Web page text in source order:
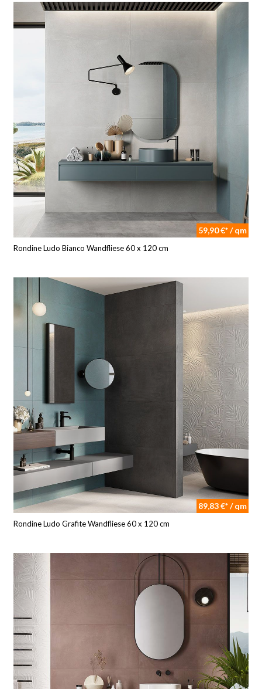
59,90 €* / qm
Rondine Ludo Bianco Wandfliese 60 x 120 cm
89,83 €* / qm
Rondine Ludo Grafite Wandfliese 60 x 120 cm